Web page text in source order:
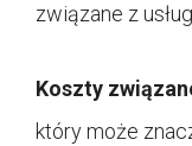
związane z
Koszty
który może